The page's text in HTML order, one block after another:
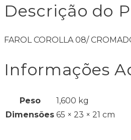
Descrição do
FAROL COROLLA 08/
Informações
Peso
1,600 kg
Dimensões 65 × 23 × 21 cm